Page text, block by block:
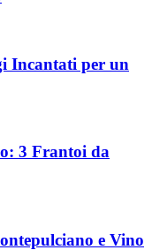
Incantati per un
3 Frantoi da
e Vino